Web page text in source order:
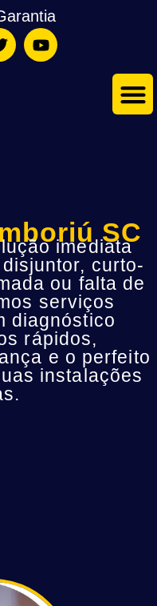
SC
imediata
curto-
ou falta de
serviços
diagnóstico
rápidos,
e o perfeito
instalações